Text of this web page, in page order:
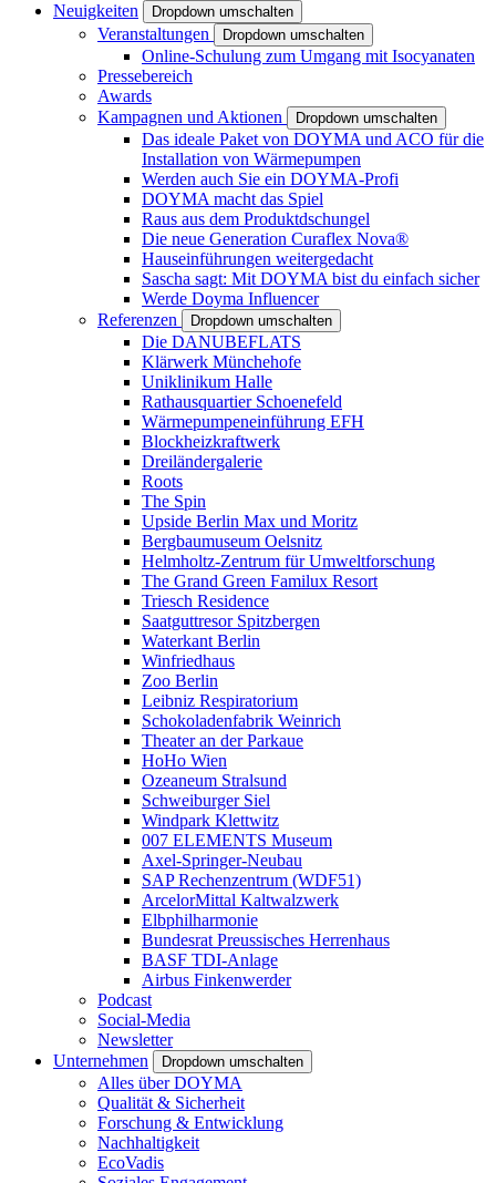
Neuigkeiten
Dropdown umschalten
Veranstaltungen Dropdown umschalten
Online-Schulung zum Umgang mit Isocyanaten
Pressebereich
Awards
Kampagnen und Aktionen
Dropdown umschalten
Das ideale Paket von DOYMA und ACO für die
Installation von Wärmepumpen
Werden auch Sie ein DOYMA-Profi
DOYMA macht das Spiel
Raus aus dem Produktdschungel
Die neue Generation Curaflex Nova®
Hauseinführungen weitergedacht
Sascha sagt: Mit DOYMA bist du einfach sicher
Werde Doyma Influencer
Referenzen
Dropdown umschalten
Die DANUBEFLATS
Klärwerk Münchehofe
Uniklinikum Halle
Rathausquartier Schoenefeld
Wärmepumpeneinführung EFH
Blockheizkraftwerk
Dreiländergalerie
Roots
The Spin
Upside Berlin Max und Moritz
Bergbaumuseum Oelsnitz
Helmholtz-Zentrum für Umweltforschung
The Grand Green Familux Resort
Triesch Residence
Saatguttresor Spitzbergen
Waterkant Berlin
Winfriedhaus
Zoo Berlin
Leibniz Respiratorium
Schokoladenfabrik Weinrich
Theater an der Parkaue
HoHo Wien
Ozeaneum Stralsund
Schweiburger Siel
Windpark Klettwitz
007 ELEMENTS Museum
Axel-Springer-Neubau
SAP Rechenzentrum (WDF51)
ArcelorMittal Kaltwalzwerk
Elbphilharmonie
Bundesrat Preussisches Herrenhaus
BASF TDI-Anlage
Airbus Finkenwerder
Podcast
Social-Media
Newsletter
Unternehmen
Dropdown umschalten
Alles über DOYMA
Qualität & Sicherheit
Forschung & Entwicklung
Nachhaltigkeit
EcoVadis